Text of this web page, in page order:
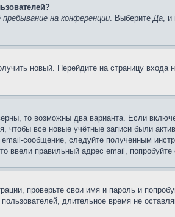
на конференции. ВыберитеДа, и
новый. Перейдите на страницу
то возможны два варианта. Если
чтобы все новые учётные записи были
сообщение, следуйте полученным
правильный адрес email, попробуйте
проверьте свои имя и пароль и
длительное время не